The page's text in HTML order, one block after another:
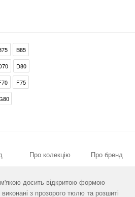
B85
D80
F75
Про колекцію Про бренд
досить відкритою формою
з прозорого тюлю та розшиті